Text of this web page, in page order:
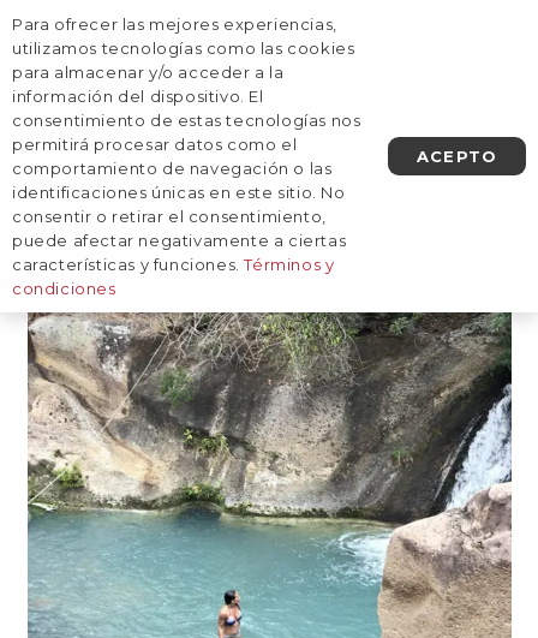
AGENDA UNA LLAMADA
Naturaleza
Para ofrecer las mejores experiencias,
utilizamos tecnologías como las cookies
para almacenar y/o acceder a la
información del dispositivo. El
consentimiento de estas tecnologías nos
permitirá procesar datos como el
comportamiento de navegación o las
identificaciones únicas en este sitio. No
consentir o retirar el consentimiento,
puede afectar negativamente a ciertas
características y funciones.Términos y
condiciones
ACEPTO